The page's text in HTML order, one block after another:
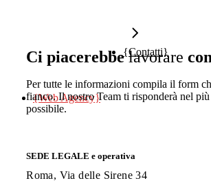
{Consulenza}
{works}
Brand Identity
Campagne Banner e Display
{Contatti}
{Web Agency}
Ci piacerebbelavorare
Per tutte le informazioni compila il form
fianco. Il nostro Team ti risponderà nel
possibile.
SEDE LEGALE e operativa
Roma, Via delle Sirene 34